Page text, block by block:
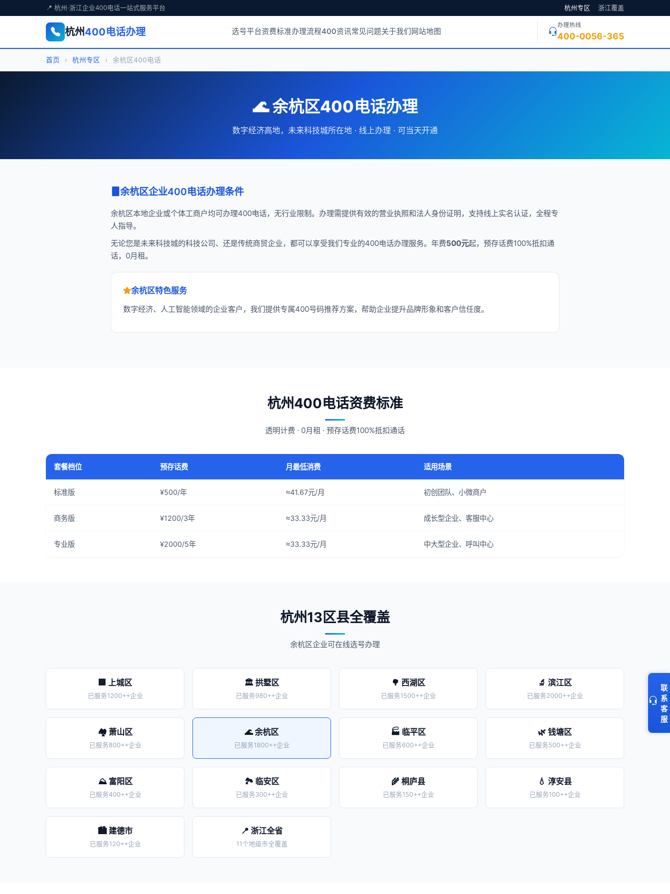
📍 杭州·浙江企业400电话一站式服务平台 杭州专区 浙江覆盖
杭州400电话办理 选号平台资费标准办理流程400资讯常见问题关于我们 网站地图
办理热线
400-0056-365
首页 › 杭州专区 › 余杭区400电话
🌊 余杭区400电话办理
数字经济高地，未来科技城所在地 · 线上办理 · 可当天开通
余杭区企业400电话办理条件
余杭区本地企业或个体工商户均可办理400电话，无行业限制。办理需提供有效的营业执照和法人身份证明，支持线上实名认证，全程专
人指导。
无论您是未来科技城的科技公司、还是传统商贸企业，都可以享受我们专业的400电话办理服务。年费500元起，预存话费100%抵扣通
话，0月租。
余杭区特色服务
数字经济、人工智能领域的企业客户，我们提供专属400号码推荐方案，帮助企业提升品牌形象和客户信任度。
杭州400电话资费标准
透明计费 · 0月租 · 预存话费100%抵扣通话
套餐档位 预存话费 月最低消费 适用场景
标准版 ¥500/年 ≈41.67元/月 初创团队、小微商户
商务版 ¥1200/3年 ≈33.33元/月 成长型企业、客服中心
专业版 ¥2000/5年 ≈33.33元/月 中大型企业、呼叫中心
杭州13区县全覆盖
余杭区企业可在线选号办理
🏢 上城区
已服务1200++企业
🏛️ 拱墅区
已服务980++企业
🌳 西湖区
已服务1500++企业
🔬 滨江区
已服务2000++企业
🏘️ 萧山区
已服务800++企业
🌊 余杭区
已服务1800++企业
🏭 临平区
已服务600++企业
🌿 钱塘区
已服务500++企业
⛰️ 富阳区
已服务400++企业
🏞️ 临安区
已服务300++企业
🌾 桐庐县
已服务150++企业
💧 淳安县
已服务100++企业
🏙️ 建德市
已服务120++企业
📍 浙江全省
11个地级市全覆盖
联
系
客
服